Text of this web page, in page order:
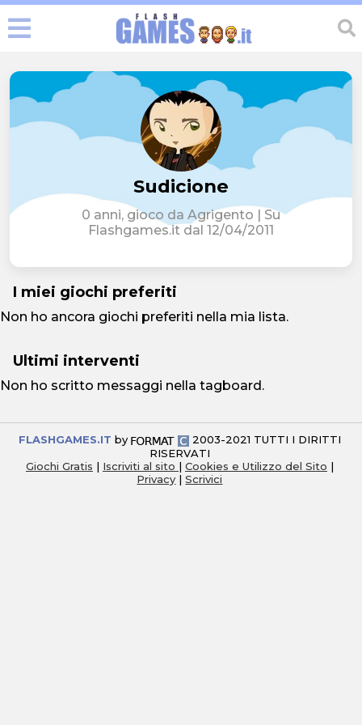
Sudicione
0 anni, gioco da Agrigento | Su
Flashgames.it dal 12/04/2011
I miei giochi preferiti
Non ho ancora giochi preferiti nella mia lista.
Ultimi interventi
Non ho scritto messaggi nella tagboard.
FLASHGAMES.IT by
2003-2021 TUTTI I DIRITTI
RISERVATI
Giochi Gratis | Iscriviti al sito | Cookies e Utilizzo del Sito |
Privacy |Scrivici